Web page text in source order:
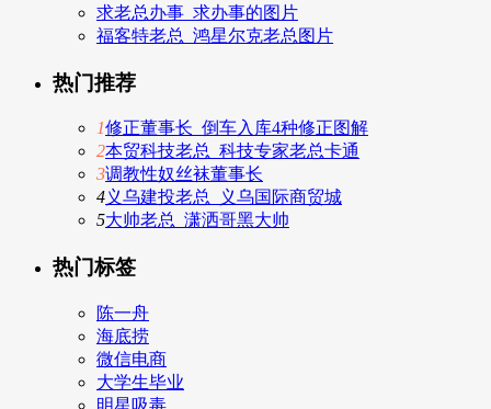
求老总办事_求办事的图片
福客特老总_鸿星尔克老总图片
热门推荐
1修正董事长_倒车入库4种修正图解
2本贸科技老总_科技专家老总卡通
3调教性奴丝袜董事长
4义乌建投老总_义乌国际商贸城
5大帅老总_潇洒哥黑大帅
热门标签
陈一舟
海底捞
微信电商
大学生毕业
明星吸毒